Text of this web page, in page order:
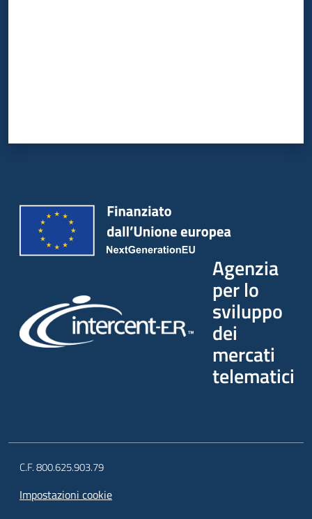
Agenzia
per lo
sviluppo
dei
mercati
telematici
C.F. 800.625.903.79
Impostazioni cookie